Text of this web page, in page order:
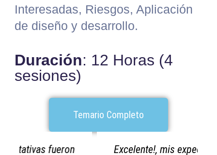
Interesadas, Riesgos, Aplicación
de diseño y desarrollo.
Duración: 12 Horas (4
sesiones)
Temario Completo
Excelente!, mis expectativas fueron